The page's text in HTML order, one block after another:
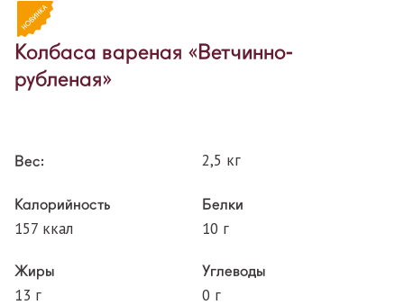
Колбаса вареная «Ветчинно-
рубленая»
Вес: 2,5 кг
Калорийность
157 ккал
Жиры
13 г
Белки
10 г
Углеводы
0 г